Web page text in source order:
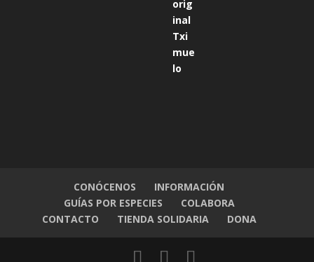
CONÓCENOS
INFORMACIÓN
GUÍAS POR ESPECIES
COLABORA
CONTACTO
TIENDA SOLIDARIA DONA